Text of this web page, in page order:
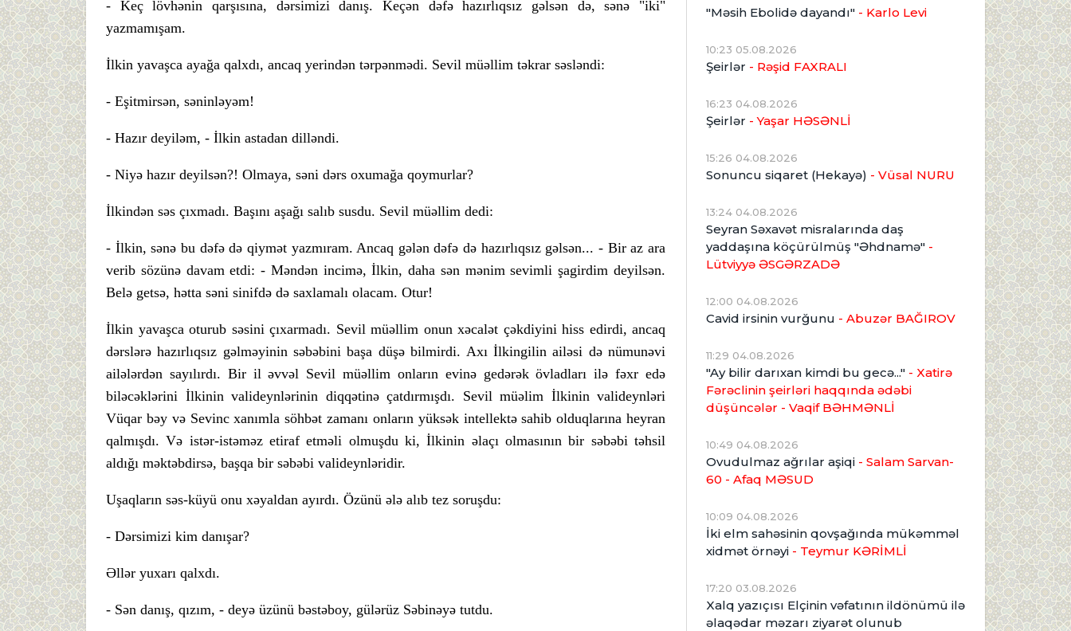
- Keç lövhənin qarşısına, dərsimizi danış. Keçən dəfə hazırlıqsız gəlsən də, sənə "iki"
yazmamışam.
İlkin yavaşca ayağa qalxdı, ancaq yerindən tərpənmədi. Sevil müəllim təkrar səsləndi:
- Eşitmirsən, səninləyəm!
- Hazır deyiləm, - İlkin astadan dilləndi.
- Niyə hazır deyilsən?! Olmaya, səni dərs oxumağa qoymurlar?
İlkindən səs çıxmadı. Başını aşağı salıb susdu. Sevil müəllim dedi:
- İlkin, sənə bu dəfə də qiymət yazmıram. Ancaq gələn dəfə də hazırlıqsız gəlsən... - Bir az ara
verib sözünə davam etdi: - Məndən incimə, İlkin, daha sən mənim sevimli şagirdim deyilsən.
Belə getsə, hətta səni sinifdə də saxlamalı olacam. Otur!
İlkin yavaşca oturub səsini çıxarmadı. Sevil müəllim onun xəcalət çəkdiyini hiss edirdi, ancaq
dərslərə hazırlıqsız gəlməyinin səbəbini başa düşə bilmirdi. Axı İlkingilin ailəsi də nümunəvi
ailələrdən sayılırdı. Bir il əvvəl Sevil müəllim onların evinə gedərək övladları ilə fəxr edə
biləcəklərini İlkinin valideynlərinin diqqətinə çatdırmışdı. Sevil müəlim İlkinin valideynləri
Vüqar bəy və Sevinc xanımla söhbət zamanı onların yüksək intellektə sahib olduqlarına heyran
qalmışdı. Və istər-istəməz etiraf etməli olmuşdu ki, İlkinin əlaçı olmasının bir səbəbi təhsil
aldığı məktəbdirsə, başqa bir səbəbi valideynləridir.
Uşaqların səs-küyü onu xəyaldan ayırdı. Özünü ələ alıb tez soruşdu:
- Dərsimizi kim danışar?
Əllər yuxarı qalxdı.
- Sən danış, qızım, - deyə üzünü bəstəboy, gülərüz Səbinəyə tutdu.
"Məsih Ebolidə dayandı" - Karlo Levi
10:23 05.08.2026
Şeirlər - Rəşid FAXRALI
16:23 04.08.2026
Şeirlər - Yaşar HƏSƏNLİ
15:26 04.08.2026
Sonuncu siqaret (Hekayə) - Vüsal NURU
13:24 04.08.2026
Seyran Səxavət misralarında daş
yaddaşına köçürülmüş "Əhdnamə" -
Lütviyyə ƏSGƏRZADƏ
12:00 04.08.2026
Cavid irsinin vurğunu - Abuzər BAĞIROV
11:29 04.08.2026
"Ay bilir darıxan kimdi bu gecə..." - Xatirə
Fərəclinin şeirləri haqqında ədəbi
düşüncələr - Vaqif BƏHMƏNLİ
10:49 04.08.2026
Ovudulmaz ağrılar aşiqi - Salam Sarvan-
60 - Afaq MƏSUD
10:09 04.08.2026
İki elm sahəsinin qovşağında mükəmməl
xidmət örnəyi - Teymur KƏRİMLİ
17:20 03.08.2026
Xalq yazıçısı Elçinin vəfatının ildönümü ilə
əlaqədar məzarı ziyarət olunub